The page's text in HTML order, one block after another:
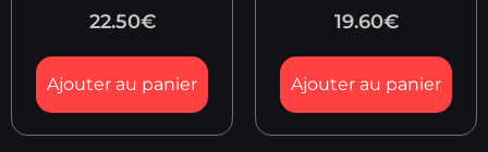
22.50€
Ajouter au panier
19.60€
Ajouter au panier